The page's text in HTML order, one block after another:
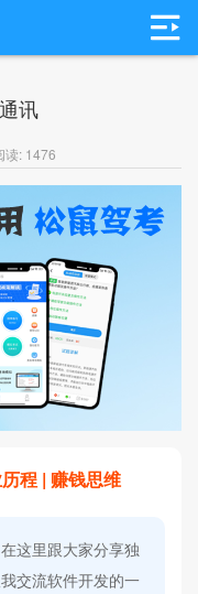
讯
读: 1476
程 | 赚钱思维
这里跟大家分享独
交流软件开发的一